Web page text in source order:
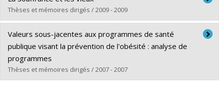
Cycle : Maîtrise
Diplôme obtenu :M.A.
Lien vers le document dans Papyrus
Thèses et mémoires dirigés / 2009 - 2009
Diplômé(e) :Pennors, Marcel
Cycle :Maîtrise
Diplôme obtenu :
Lien vers le document dans Papyrus
Valeurs sous-jacentes aux programmes de santé
publique visant la prévention de l'obésité : analyse de
programmes
Thèses et mémoires dirigés / 2007 - 2007